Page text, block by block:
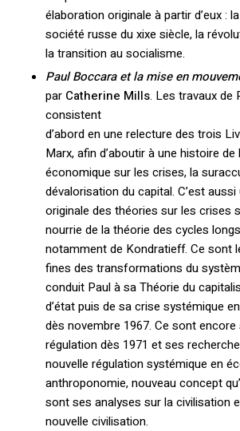
élaboration originale à partir d’eux :
société russe du xixe siècle, la
la transition au socialisme.
Paul Boccara et la mise en
par Catherine Mills. Les travaux de
consistent
d’abord en une relecture des trois
Marx, afin d’aboutir à une histoire de
économique sur les crises, la
dévalorisation du capital. C’est aussi
originale des théories sur les crises
nourrie de la théorie des cycles
notamment de Kondratieff. Ce sont
fines des transformations du
conduit Paul à sa Théorie du
d’état puis de sa crise systémique
dès novembre 1967. Ce sont
régulation dès 1971 et ses
nouvelle régulation systémique en
anthroponomie, nouveau concept
sont ses analyses sur la civilisation
nouvelle civilisation.